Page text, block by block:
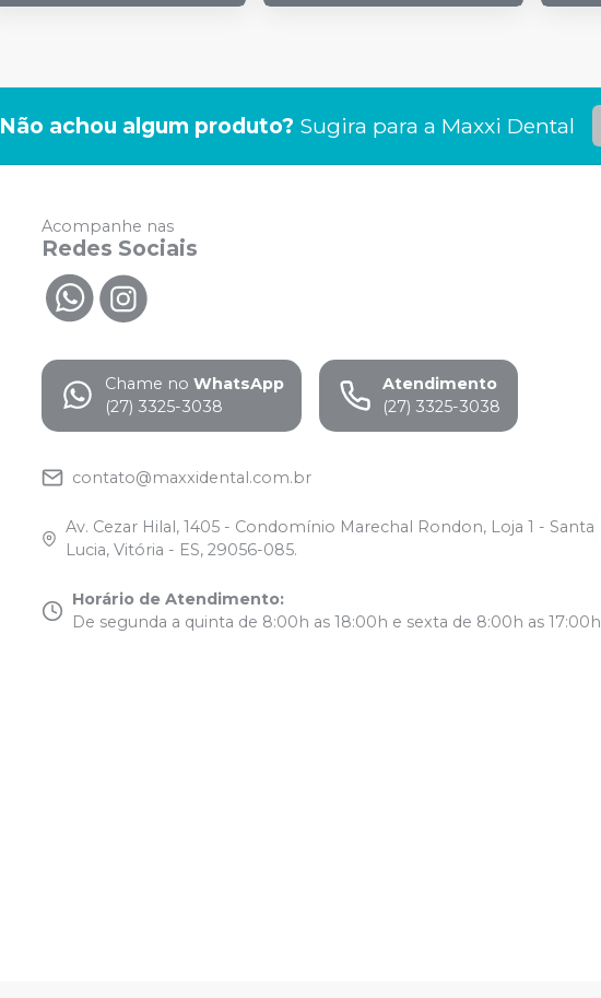
Não achou algum produto? Sugira para a Maxxi Dental
Acompanhe nas
Redes Sociais
Chame no WhatsApp
(27) 3325-3038
Atendimento
(27) 3325-3038
contato@maxxidental.com.br
Av. Cezar Hilal, 1405 - Condomínio Marechal Rondon, Loja 1 - Santa
Lucia, Vitória - ES, 29056-085.
Horário de Atendimento:
De segunda a quinta de 8:00h as 18:00h e sexta de 8:00h as 17:00h